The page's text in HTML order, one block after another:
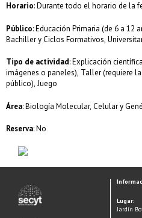
Horario: Durante todo el horario de la
Público: Educación Primaria (de 6 a 12
Bachiller y Ciclos Formativos,
Tipo de actividad: Explicación
imágenes o paneles), Taller (requiere
público), Juego
Área: Biología Molecular, Celular y
Reserva: No
Lugar:
Jardín